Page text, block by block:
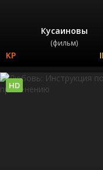
Кусаиновы
(фильм)
HD